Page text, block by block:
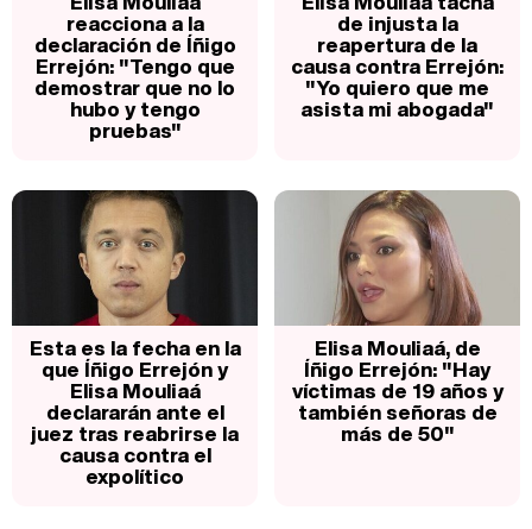
reacciona a la
declaración de Íñigo
Errejón: "Tengo que
demostrar que no lo
hubo y tengo
pruebas"
de injusta la
reapertura de la
causa contra Errejón:
"Yo quiero que me
asista mi abogada"
Esta es la fecha en la
que Íñigo Errejón y
Elisa Mouliaá
declararán ante el
juez tras reabrirse la
causa contra el
expolítico
Elisa Mouliaá, de
Íñigo Errejón: "Hay
víctimas de 19 años y
también señoras de
más de 50"